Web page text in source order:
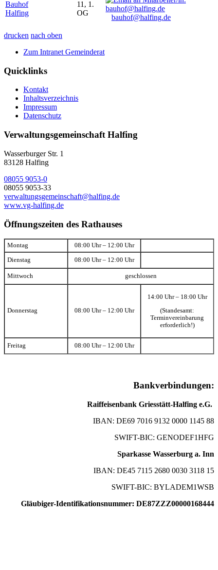
Bauhof
Halfing
11, 1.
OG
bauhof@halfing.de
drucken nach oben
Zum Intranet Gemeinderat
Quicklinks
Kontakt
Inhaltsverzeichnis
Impressum
Datenschutz
Verwaltungsgemeinschaft Halfing
Wasserburger Str. 1
83128 Halfing
08055 9053-0
08055 9053-33
verwaltungsgemeinschaft@halfing.de
www.vg-halfing.de
Öffnungszeiten des Rathauses
Montag 08:00 Uhr – 12:00 Uhr
Dienstag 08:00 Uhr – 12:00 Uhr
Mittwoch geschlossen
Donnerstag 08:00 Uhr – 12:00 Uhr
14:00 Uhr – 18:00 Uhr
(Standesamt:
Terminvereinbarung
erforderlich!)
Freitag 08:00 Uhr – 12:00 Uhr
Bankverbindungen:
Raiffeisenbank Griesstätt-Halfing e.G.
IBAN: DE69 7016 9132 0000 1145 88
SWIFT-BIC: GENODEF1HFG
Sparkasse Wasserburg a. Inn
IBAN: DE45 7115 2680 0030 3118 15
SWIFT-BIC: BYLADEM1WSB
Gläubiger-Identifikationsnummer: DE87ZZZ00000168444